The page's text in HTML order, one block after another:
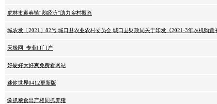
虎林市迎春镇“鹅经济”助力乡村振兴
城农发〔2021〕82号 城口县农业农村委员会 城口县财政局关于印发《2021-3年农机购置
天极网_专业IT门户
好硬好大好爽免费看网站
迷你世界0412更新版
像抓粮食出产相同抓养猪